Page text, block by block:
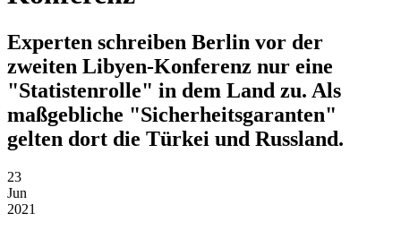
Experten schreiben Berlin vor der
zweiten Libyen-Konferenz nur eine
"Statistenrolle" in dem Land zu. Als
maßgebliche "Sicherheitsgaranten"
gelten dort die Türkei und Russland.
23
Jun
2021